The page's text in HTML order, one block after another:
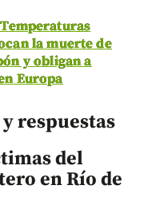
la muerte de
y obligan a
Europa
respuestas
del
en Río de